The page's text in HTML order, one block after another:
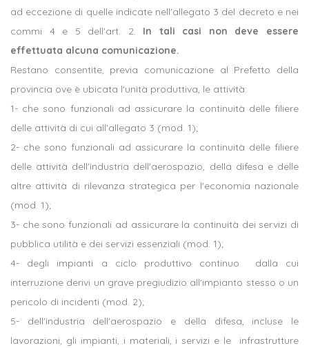
ad eccezione di quelle indicate nell'allegato 3 del decreto e nei
commi 4 e 5 dell'art. 2. In tali casi non deve essere
effettuata alcuna comunicazione.
Restano consentite, previa comunicazione al Prefetto della
provincia ove è ubicata l'unità produttiva, le attività:
1- che sono funzionali ad assicurare la continuità delle filiere
delle attività di cui all'allegato 3 (mod. 1);
2- che sono funzionali ad assicurare la continuità delle filiere
delle attività dell'industria dell'aerospazio, della difesa e delle
altre attività di rilevanza strategica per l'economia nazionale
(mod. 1);
3- che sono funzionali ad assicurare la continuità dei servizi di
pubblica utilità e dei servizi essenziali (mod. 1);
4- degli impianti a ciclo produttivo continuo dalla cui
interruzione derivi un grave pregiudizio all'impianto stesso o un
pericolo di incidenti (mod. 2);
5- dell'industria dell'aerospazio e della difesa, incluse le
lavorazioni, gli impianti, i materiali, i servizi e le infrastrutture